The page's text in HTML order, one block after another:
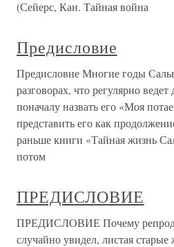
(Сейерс, Кан. Тайная война
Предисловие
Предисловие Многие годы
разговорах, что регулярно
поначалу назвать его «Моя
представить его как
раньше книги «Тайная жизнь
потом
ПРЕДИСЛОВИЕ
ПРЕДИСЛОВИЕ Почему
случайно увидел, листая